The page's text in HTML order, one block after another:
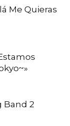
Me Quieras
Band 2